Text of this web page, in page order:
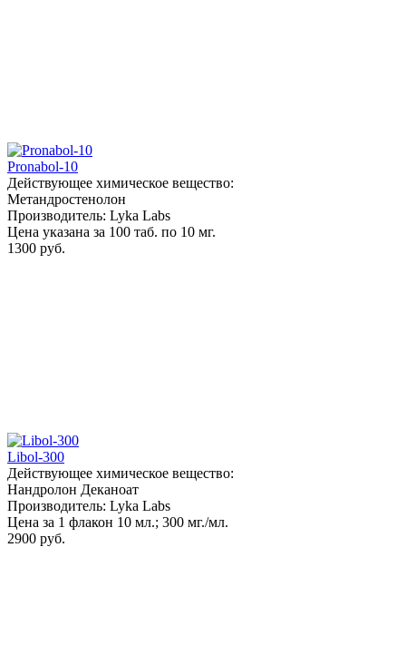
Pronabol-10
Действующее химическое вещество:
Метандростенолон
Производитель: Lyka Labs
Цена указана за 100 таб. по 10 мг.
1300 руб.
Libol-300
Действующее химическое вещество:
Нандролон Деканоат
Производитель: Lyka Labs
Цена за 1 флакон 10 мл.; 300 мг./мл.
2900 руб.